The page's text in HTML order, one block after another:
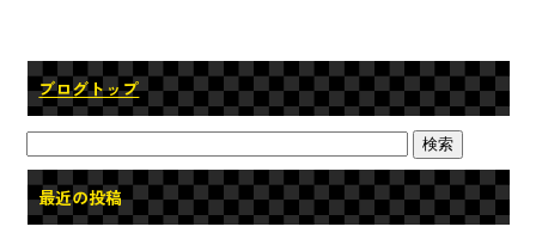
ブログトップ
最近の投稿